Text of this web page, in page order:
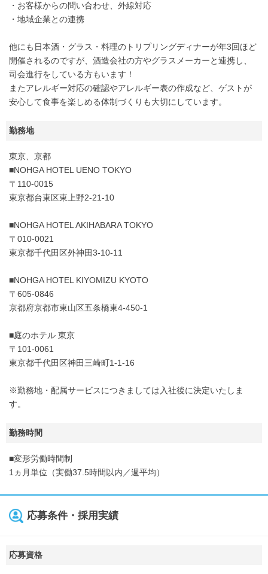
・お客様からの問い合わせ、外線対応
・地域企業との連携
他にも日本酒・グラス・料理のトリプリングディナーが年3回ほど
開催されるのですが、酒造会社の方やグラスメーカーと連携し、
司会進行をしている方もいます！
またアレルギー対応の確認やアレルギー表の作成など、ゲストが
安心して食事を楽しめる体制づくりも大切にしています。
勤務地
東京、京都
■NOHGA HOTEL UENO TOKYO
〒110-0015
東京都台東区東上野2-21-10
■NOHGA HOTEL AKIHABARA TOKYO
〒010-0021
東京都千代田区外神田3-10-11
■NOHGA HOTEL KIYOMIZU KYOTO
〒605-0846
京都府京都市東山区五条橋東4-450-1
■庭のホテル 東京
〒101-0061
東京都千代田区神田三崎町1-1-16
※勤務地・配属サービスにつきましては入社後に決定いたしま
す。
勤務時間
■変形労働時間制
1ヵ月単位（実働37.5時間以内／週平均）
応募条件・採用実績
応募資格